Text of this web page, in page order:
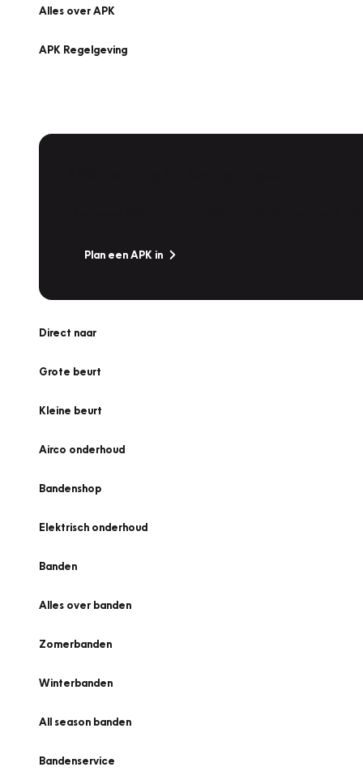
Alles over APK
APK Regelgeving
Plan een APK in
Direct naar
Grote beurt
Kleine beurt
Airco onderhoud
Bandenshop
Elektrisch onderhoud
Banden
Alles over banden
Zomerbanden
Winterbanden
All season banden
Bandenservice